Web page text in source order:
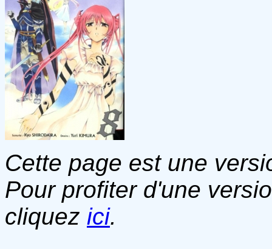
Cette page est une
Pour profiter d'une
cliquez ici.